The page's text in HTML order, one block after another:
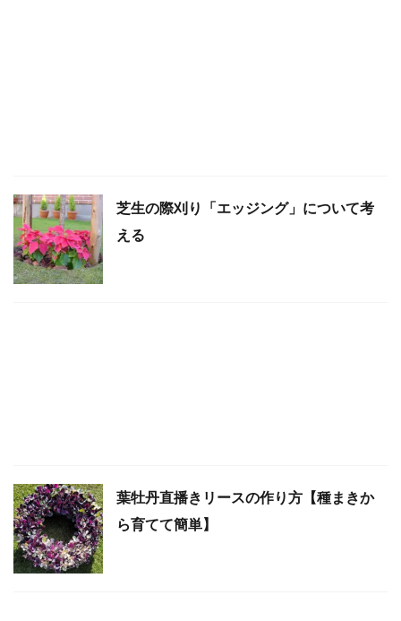
芝生の際刈り「エッジング」について考
える
葉牡丹直播きリースの作り方【種まきか
ら育てて簡単】